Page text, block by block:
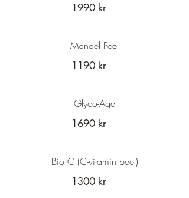
1990 kr
Mandel Peel
1190 kr
Glyco-Age
1690 kr
Bio C (C-vitamin peel)
1300 kr